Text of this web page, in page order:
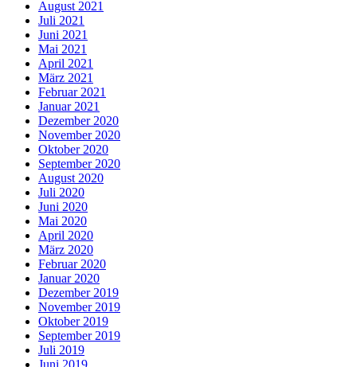
August 2021
Juli 2021
Juni 2021
Mai 2021
April 2021
März 2021
Februar 2021
Januar 2021
Dezember 2020
November 2020
Oktober 2020
September 2020
August 2020
Juli 2020
Juni 2020
Mai 2020
April 2020
März 2020
Februar 2020
Januar 2020
Dezember 2019
November 2019
Oktober 2019
September 2019
Juli 2019